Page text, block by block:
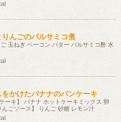
んごのバルサミコ煮
玉ねぎ ベーコン バター バルサミコ酢 水
をかけたバナナのパンケーキ
ーキ】 バナナ ホットケーキミックス 卵
んごソース】 りんご 砂糖 レモン汁